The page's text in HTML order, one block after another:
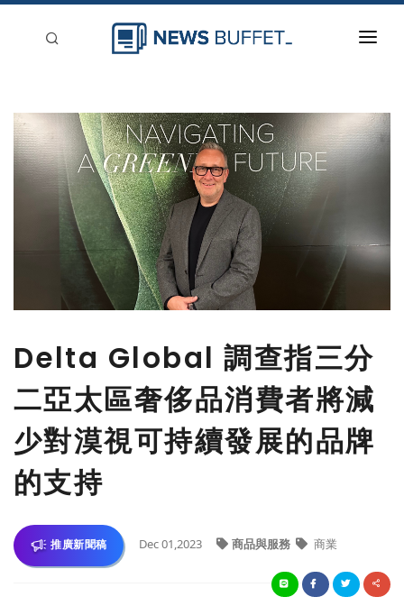
新聞稿分類
登入
刊登
Delta Global 調查指三分
二亞太區奢侈品消費者將減
少對漠視可持續發展的品牌
的支持
推廣新聞稿 Dec 01,2023 商品與服務 商業